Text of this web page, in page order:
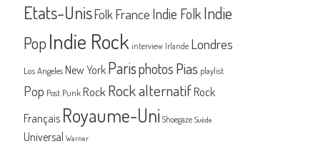
Etats-UnisFolk France Indie FolkIndie
PopIndie Rock interview Irlande Londres
Los Angeles New York Parisphotos Pias playlist
Pop Post Punk Rock Rock alternatif Rock
Français Royaume-Uni Shoegaze Suède
Universal Warner